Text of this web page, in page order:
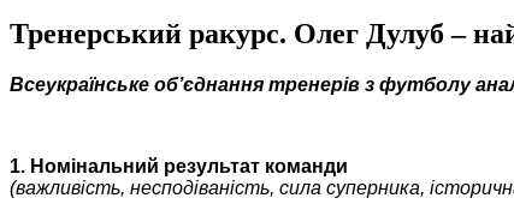
Тренерський ракурс. Олег Дулуб –
Всеукраїнське об’єднання тренерів з футболу
1. Номінальний результат команди
(важливість, несподіваність, сила суперника,